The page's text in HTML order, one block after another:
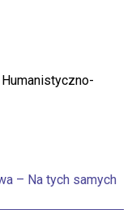
– Na tych samych